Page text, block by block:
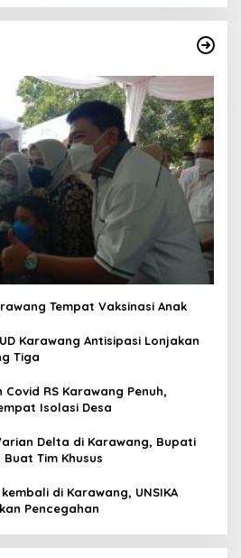
Tempat Vaksinasi Anak
Karawang Antisipasi Lonjakan
Tiga
Covid RS Karawang Penuh,
Isolasi Desa
Delta di Karawang, Bupati
Tim Khusus
di Karawang, UNSIKA
Pencegahan